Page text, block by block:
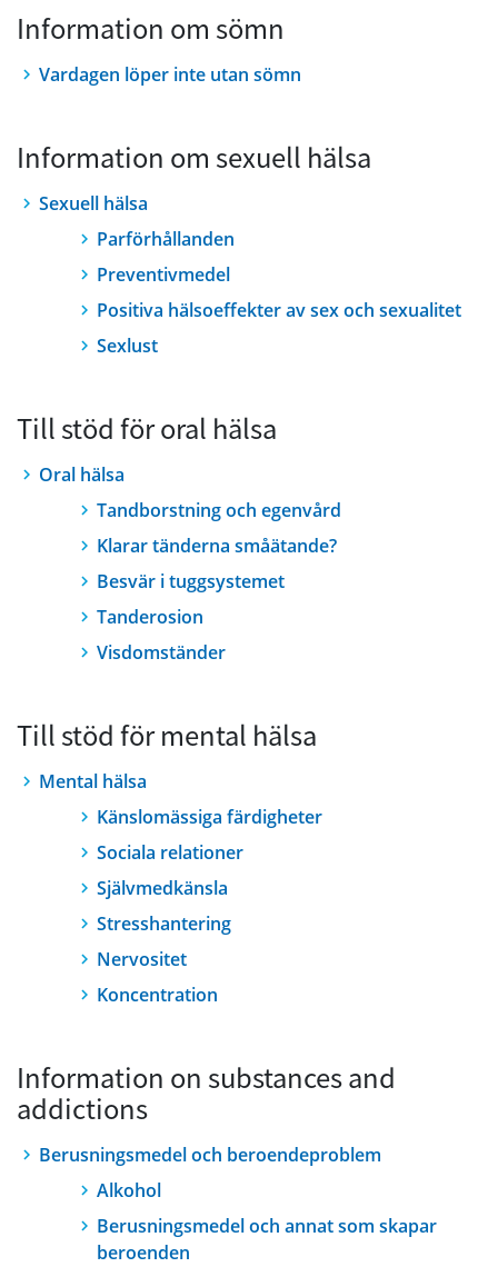
Information om sömn
Vardagen löper inte utan sömn
Information om sexuell hälsa
Sexuell hälsa
Parförhållanden
Preventivmedel
Positiva hälsoeffekter av sex och sexualitet
Sexlust
Till stöd för oral hälsa
Oral hälsa
Tandborstning och egenvård
Klarar tänderna småätande?
Besvär i tuggsystemet
Tanderosion
Visdomständer
Till stöd för mental hälsa
Mental hälsa
Känslomässiga färdigheter
Sociala relationer
Självmedkänsla
Stresshantering
Nervositet
Koncentration
Information on substances and
addictions
Berusningsmedel och beroendeproblem
Alkohol
Berusningsmedel och annat som skapar
beroenden